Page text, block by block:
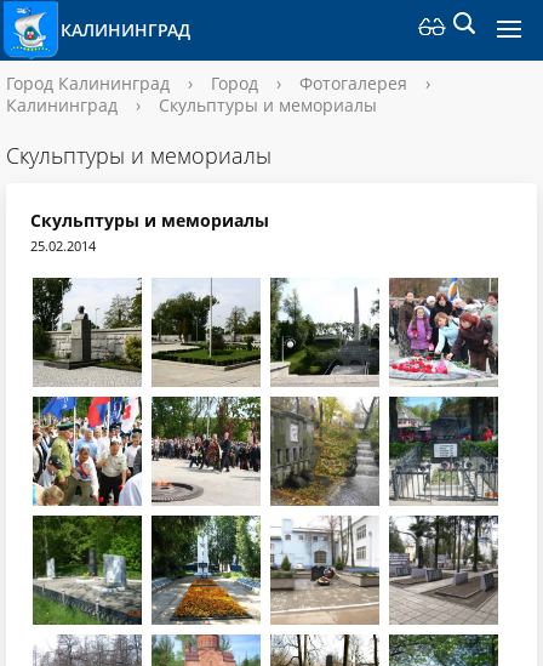
КАЛИНИНГРАД
Город Калининград › Город › Фотогалерея
›
Калининград
› Скульптуры и мемориалы
Скульптуры и мемориалы
Скульптуры и мемориалы
25.02.2014